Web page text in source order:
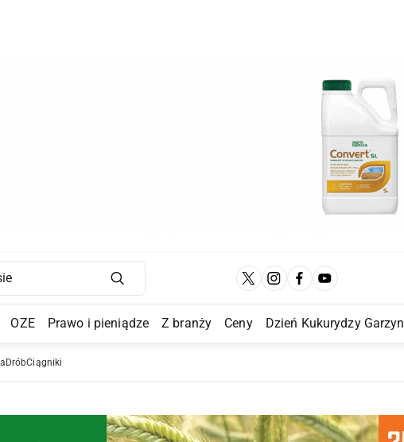
Main Navigation
OZE Prawo i pieniądze Z branży Ceny Dzień Kukurydzy Garzyn
DróbCiągniki